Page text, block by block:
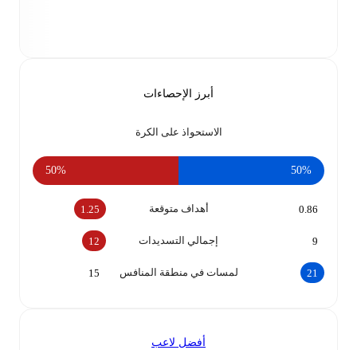
أبرز الإحصاءات
الاستحواذ على الكرة
50‎%‎
50‎%‎
أهداف متوقعة 1.25
إجمالي التسديدات
لمسات في منطقة المنافس
أفضل لاعب